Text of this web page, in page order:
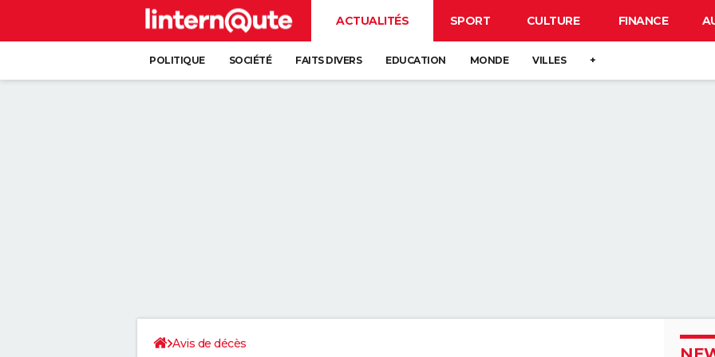
ACTUALITÉS SPORT CULTURE FINANCE
POLITIQUE SOCIÉTÉ FAITS DIVERS EDUCATION MONDE VILLES +
Avis de décès